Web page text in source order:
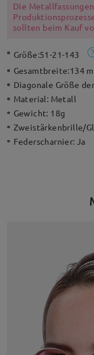
Die
sollten beim Kauf
Größe:51-21-143
Gesamtbreite:134
Diagonale Größe
Material: Metall
Gewicht: 18g
Zweistärkenbrille/
Federscharnier:Ja